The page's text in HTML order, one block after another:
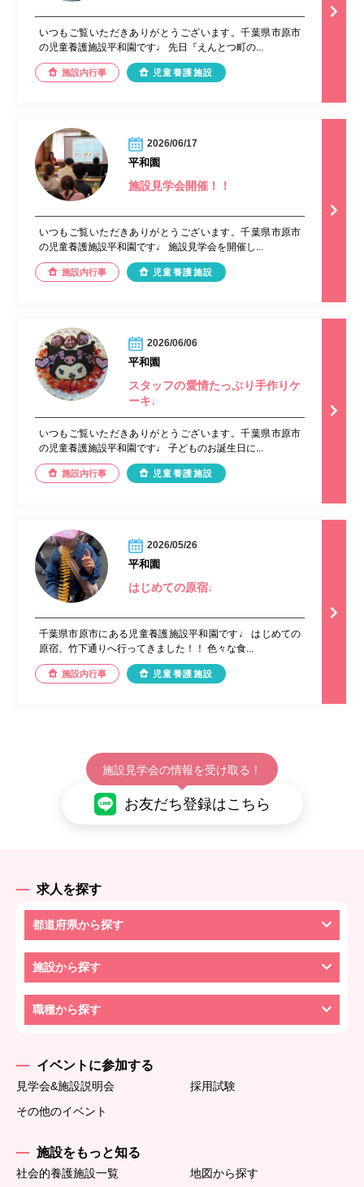
いつもご覧いただきありがとうございます。千葉県市原市
の児童養護施設平和園です♩ 先日『えんとつ町の...
施設内行事 児童養護施設
2026/06/17
平和園
施設見学会開催！！
いつもご覧いただきありがとうございます。千葉県市原市
の児童養護施設平和園です♩ 施設見学会を開催し...
施設内行事 児童養護施設
2026/06/06
平和園
スタッフの愛情たっぷり手作りケ
ーキ♩
いつもご覧いただきありがとうございます。千葉県市原市
の児童養護施設平和園です♩ 子どものお誕生日に...
施設内行事 児童養護施設
2026/05/26
平和園
はじめての原宿♩
千葉県市原市にある児童養護施設平和園です♩ はじめての
原宿、竹下通りへ行ってきました！！ 色々な食...
施設内行事 児童養護施設
施設見学会の情報を受け取る！
お友だち登録はこちら
求人を探す
都道府県から探す
施設から探す
職種から探す
イベントに参加する
見学会&施設説明会
採用試験
その他のイベント
施設をもっと知る
社会的養護施設一覧
地図から探す